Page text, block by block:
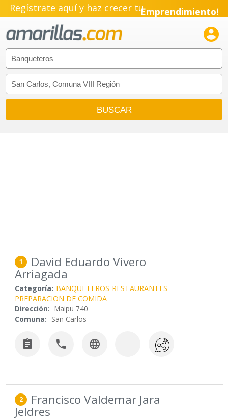
Regístrate aquí y haz crecer tuEmprendimiento!

1 David Eduardo Vivero
Arriagada
Categoría: BANQUETEROS RESTAURANTES
PREPARACION DE COMIDA
Dirección: Maipu 740
Comuna: San Carlos
  
2 Francisco Valdemar Jara
Jeldres